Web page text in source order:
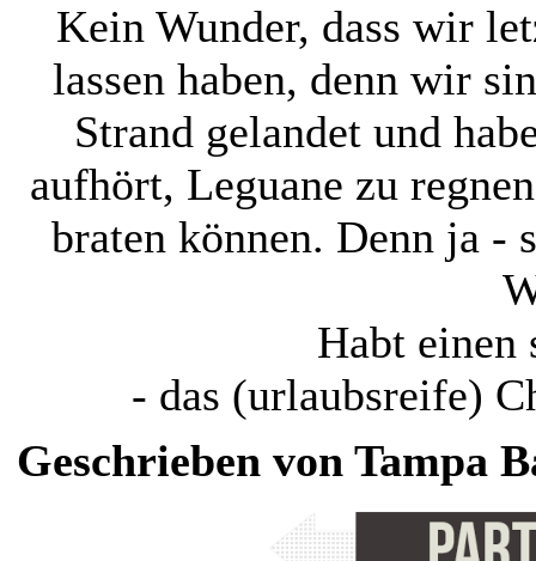
Kein Wunder, dass wir
lassen haben, denn wir
Strand gelandet und
aufhört, Leguane zu
braten können. Denn ja -
Habt einen
- das (urlaubsreife)
Geschrieben von Tampa